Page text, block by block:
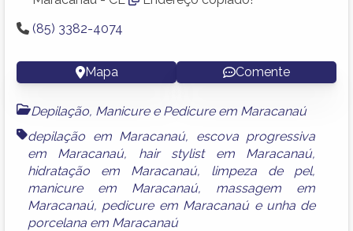
(85) 3382-4074
Mapa Comente
Depilação, Manicure e Pedicure em Maracanaú
depilação em Maracanaú, escova progressiva
em Maracanaú, hair stylist em Maracanaú,
hidratação em Maracanaú, limpeza de pel,
manicure em Maracanaú, massagem em
Maracanaú, pedicure em Maracanaúe unha de
porcelana em Maracanaú